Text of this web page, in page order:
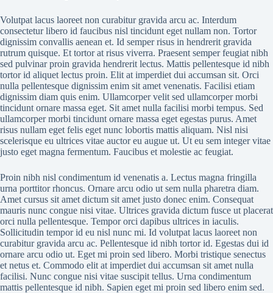
Volutpat lacus laoreet non curabitur gravida arcu ac. Interdum
consectetur libero id faucibus nisl tincidunt eget nullam non. Tortor
dignissim convallis aenean et. Id semper risus in hendrerit gravida
rutrum quisque. Et tortor at risus viverra. Praesent semper feugiat nibh
sed pulvinar proin gravida hendrerit lectus. Mattis pellentesque id nibh
tortor id aliquet lectus proin. Elit at imperdiet dui accumsan sit. Orci
nulla pellentesque dignissim enim sit amet venenatis. Facilisi etiam
dignissim diam quis enim. Ullamcorper velit sed ullamcorper morbi
tincidunt ornare massa eget. Sit amet nulla facilisi morbi tempus. Sed
ullamcorper morbi tincidunt ornare massa eget egestas purus. Amet
risus nullam eget felis eget nunc lobortis mattis aliquam. Nisl nisi
scelerisque eu ultrices vitae auctor eu augue ut. Ut eu sem integer vitae
justo eget magna fermentum. Faucibus et molestie ac feugiat.
Proin nibh nisl condimentum id venenatis a. Lectus magna fringilla
urna porttitor rhoncus. Ornare arcu odio ut sem nulla pharetra diam.
Amet cursus sit amet dictum sit amet justo donec enim. Consequat
mauris nunc congue nisi vitae. Ultrices gravida dictum fusce ut placerat
orci nulla pellentesque. Tempor orci dapibus ultrices in iaculis.
Sollicitudin tempor id eu nisl nunc mi. Id volutpat lacus laoreet non
curabitur gravida arcu ac. Pellentesque id nibh tortor id. Egestas dui id
ornare arcu odio ut. Eget mi proin sed libero. Morbi tristique senectus
et netus et. Commodo elit at imperdiet dui accumsan sit amet nulla
facilisi. Nunc congue nisi vitae suscipit tellus. Urna condimentum
mattis pellentesque id nibh. Sapien eget mi proin sed libero enim sed.